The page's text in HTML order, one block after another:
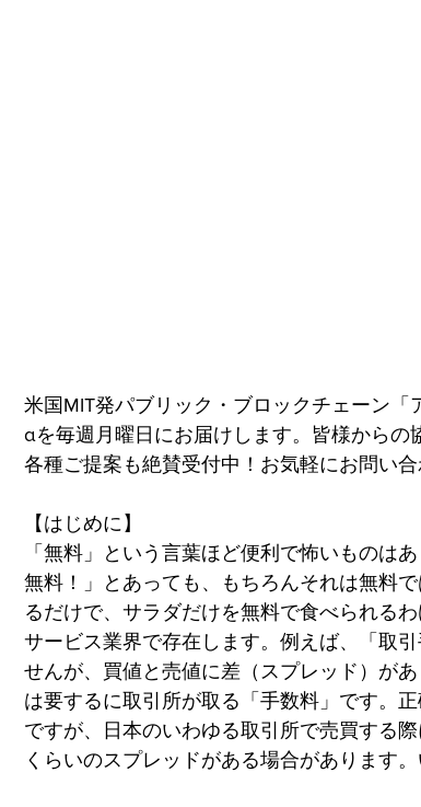
米国MIT発パブリック・ブロックチェーン
αを毎週月曜日にお届けします。皆様から
各種ご提案も絶賛受付中！お気軽にお問い合
【はじめに】
「無料」という言葉ほど便利で怖いものは
無料！」とあっても、もちろんそれは無料
るだけで、サラダだけを無料で食べられる
サービス業界で存在します。例えば、「取
せんが、買値と売値に差（スプレッド）が
は要するに取引所が取る「手数料」です。
ですが、日本のいわゆる取引所で売買する
くらいのスプレッドがある場合があります